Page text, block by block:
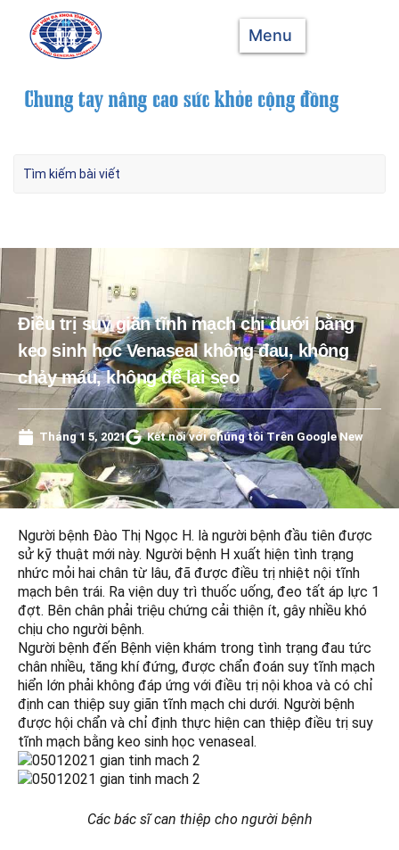
Menu
Điều trị suy giãn tĩnh mạch chi dưới bằng
keo sinh học Venaseal không đau, không
chảy máu, không để lại sẹo
Tháng 1 5, 2021 Kết nối với chúng tôi Trên Google New
Người bệnh Đào Thị Ngọc H. là người bệnh đầu tiên được
sử kỹ thuật mới này. Người bệnh H xuất hiện tình trạng
nhức mỏi hai chân từ lâu, đã được điều trị nhiệt nội tĩnh
mạch bên trái. Ra viện duy trì thuốc uống, đeo tất áp lực 1
đợt. Bên chân phải triệu chứng cải thiện ít, gây nhiều khó
chịu cho người bệnh.
Người bệnh đến Bệnh viện khám trong tình trạng đau tức
chân nhiều, tăng khí đứng, được chẩn đoán suy tĩnh mạch
hiển lớn phải không đáp ứng với điều trị nội khoa và có chỉ
định can thiệp suy giãn tĩnh mạch chi dưới. Người bệnh
được hội chẩn và chỉ định thực hiện can thiệp điều trị suy
tĩnh mạch bằng keo sinh học venaseal.
Các bác sĩ can thiệp cho người bệnh